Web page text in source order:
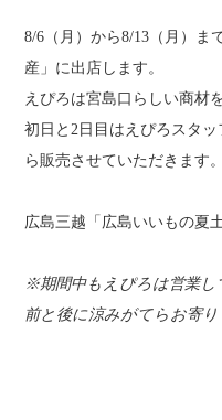
8/6（月）から8/13（月）ま
産」に出店します。
えぴろは宮島口らしい商材
初日と2日目はえぴろスタ
ら販売させていただきます。
広島三越「広島いいもの夏土
※期間中もえぴろは営業
前と後に涼みがてら お寄り